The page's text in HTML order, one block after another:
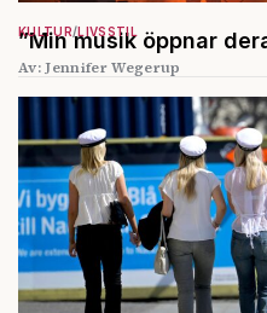
”Min musik öppnar
KULTUR LIVSSTIL
Av: Jennifer Wegerup